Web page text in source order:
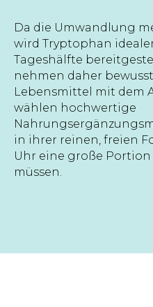
Da die Umwandlung
wird Tryptophan
Tageshälfte
nehmen daher
Lebensmittel mit dem
wählen hochwertige
in ihrer reinen, freien
Uhr eine große Portion
müssen.